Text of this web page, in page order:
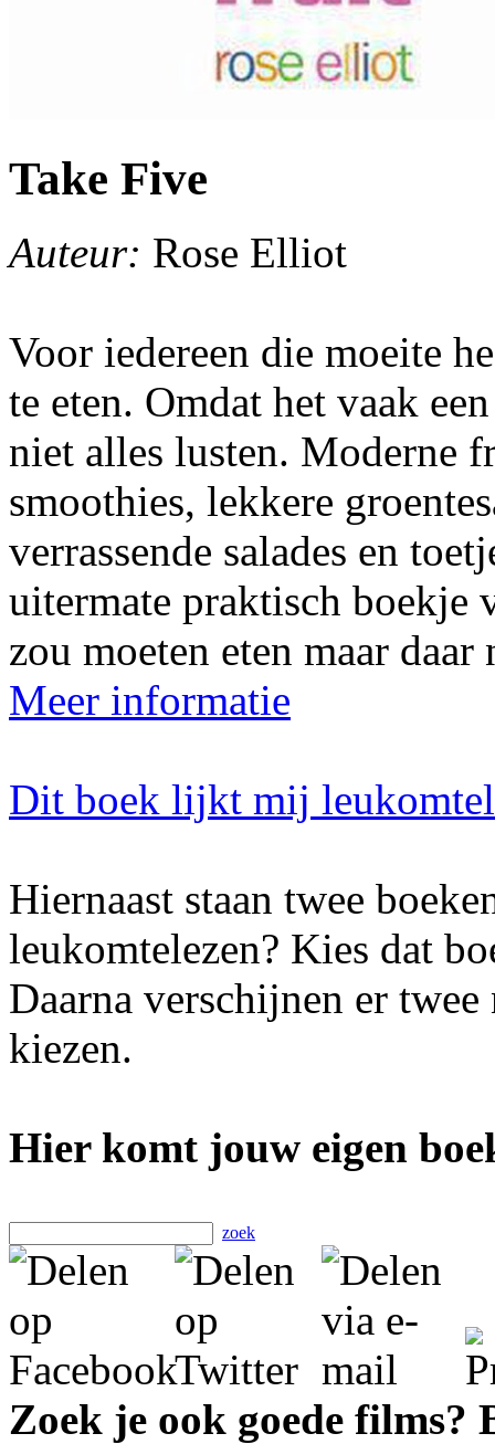
Take Five
Auteur: Rose Elliot
Voor iedereen die moeite
te eten. Omdat het vaak
niet alles lusten. Moderne
smoothies, lekkere
verrassende salades en
uitermate praktisch boekje
zou moeten eten maar
Meer informatie
Dit boek lijkt mij
Hiernaast staan twee
leukomtelezen? Kies dat
Daarna verschijnen er
kiezen.
Hier komt jouw eigen
zoek
Zoek je ook goede films?